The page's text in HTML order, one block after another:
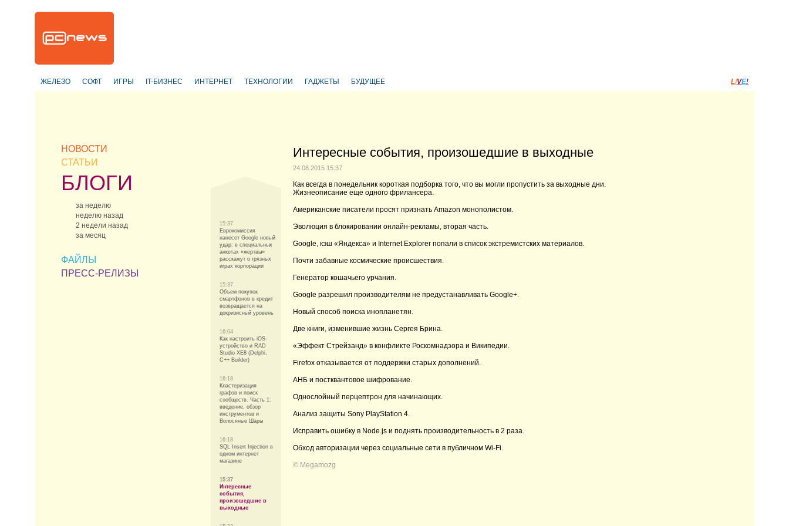
ЖЕЛЕЗО СОФТ ИГРЫ IT-БИЗНЕС ИНТЕРНЕТ ТЕХНОЛОГИИ ГАДЖЕТЫ БУДУЩЕЕ LIVE!
НОВОСТИ
СТАТЬИ
БЛОГИ
за неделю
неделю назад
2 недели назад
за месяц
ФАЙЛЫ
ПРЕСС-РЕЛИЗЫ
15:37
Еврокомиссия
нанесет Google новый
удар: в специальных
анкетах «жертвы»
расскажут о грязных
играх корпорации
15:37
Объем покупок
смартфонов в кредит
возвращается на
докризисный уровень
16:04
Как настроить iOS-
устройство и RAD
Studio XE8 (Delphi,
C++ Builder)
16:18
Кластеризация
графов и поиск
сообществ. Часть 1:
введение, обзор
инструментов и
Волосяные Шары
16:18
SQL Insert Injection в
одном интернет
магазине
15:37
Интересные
события,
произошедшие в
выходные
Интересные события, произошедшие в выходные
24.08.2015 15:37
Как всегда в понедельник короткая подборка того, что вы могли пропустить за выходные дни.
Жизнеописание еще одного фрилансера.
Американские писатели просят признать Amazon монополистом.
Эволюция в блокировании онлайн-рекламы, вторая часть.
Google, кэш «Яндекса» и Internet Explorer попали в список экстремистских материалов.
Почти забавные космические происшествия.
Генератор кошачьего урчания.
Google разрешил производителям не предустанавливать Google+.
Новый способ поиска инопланетян.
Две книги, изменившие жизнь Сергея Брина.
«Эффект Стрейзанд» в конфликте Роскомнадзора и Википедии.
Firefox отказывается от поддержки старых дополнений.
АНБ и постквантовое шифрование.
Однослойный перцептрон для начинающих.
Анализ защиты Sony PlayStation 4.
Исправить ошибку в Node.js и поднять производительность в 2 раза.
Обход авторизации через социальные сети в публичном Wi-Fi.
© Megamozg